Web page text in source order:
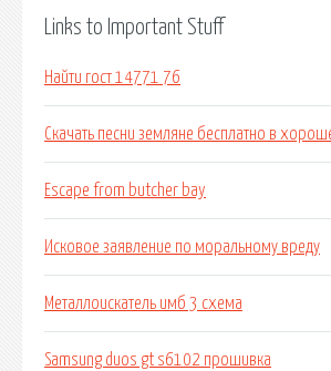
Links to Important Stuff
Найти гост 14771 76
Скачать песни земляне бесплатно в
Escape from butcher bay
Исковое заявление по моральному вреду
Металлоискатель имб 3 схема
Samsung duos gt s6102 прошивка